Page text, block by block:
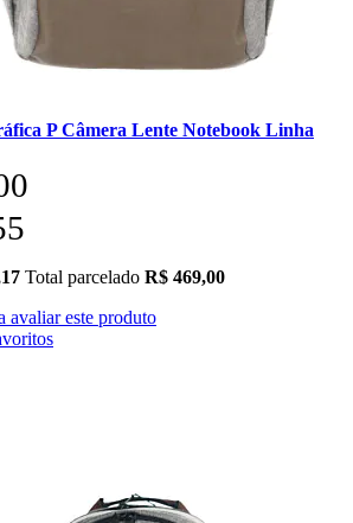
P Câmera Lente Notebook Linha
Total parcelado R$ 469,00
avaliar este produto